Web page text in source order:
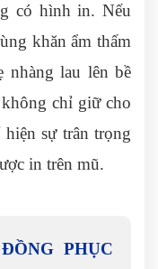
có hình in. Nếu
khăn ẩm thấm
nhàng lau lên bề
chỉ giữ cho
hiện sự trân trọng
in trên mũ.
PHỤC